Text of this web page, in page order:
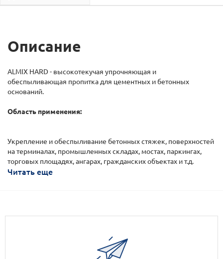
Описание
ALMIX HARD - высокотекучая упрочняющая и
обеспыливающая пропитка для цементных и бетонных
оснований.
Область применения:
Укрепление и обеспыливание бетонных стяжек, поверхностей
на терминалах, промышленных складах, мостах, паркингах,
торговых площадях, ангарах, гражданских объектах и т.д.
Читать еще